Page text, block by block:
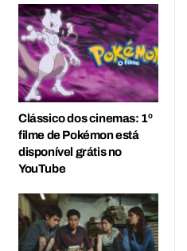
Clássico dos cinemas: 1º
filme de Pokémon está
disponível grátis no
YouTube